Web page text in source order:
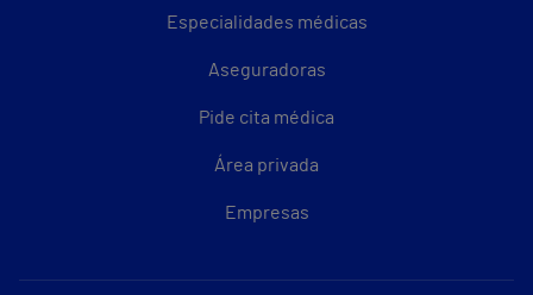
Especialidades médicas
Aseguradoras
Pide cita médica
Área privada
Empresas